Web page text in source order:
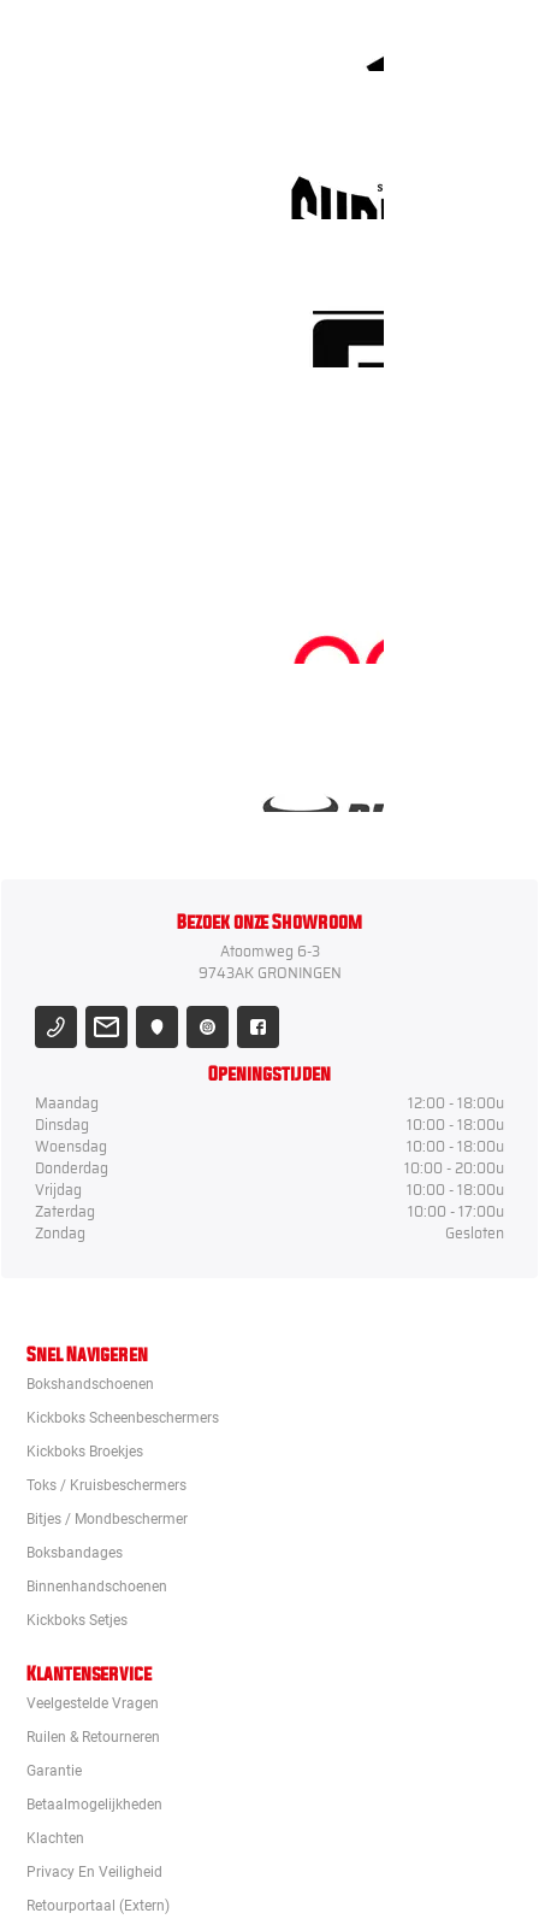
Bezoek onze Showroom
Atoomweg 6-3
9743AK GRONINGEN
Openingstijden
Maandag
12:00 - 18:00u
Dinsdag
10:00 - 18:00u
Woensdag
10:00 - 18:00u
Donderdag
10:00 - 20:00u
Vrijdag
10:00 - 18:00u
Zaterdag
10:00 - 17:00u
Zondag
Gesloten
Snel Navigeren
Bokshandschoenen
Kickboks Scheenbeschermers
Kickboks Broekjes
Toks / Kruisbeschermers
Bitjes / Mondbeschermer
Boksbandages
Binnenhandschoenen
Kickboks Setjes
Klantenservice
Veelgestelde Vragen
Ruilen & Retourneren
Garantie
Betaalmogelijkheden
Klachten
Privacy En Veiligheid
Retourportaal (extern)